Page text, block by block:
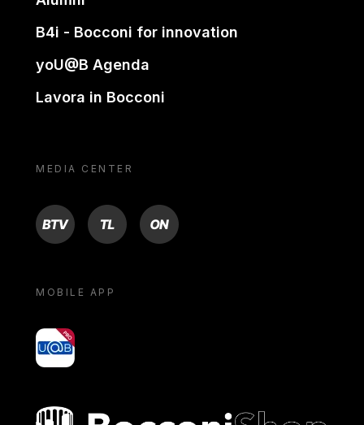
B4i - Bocconi for innovation
yoU@B Agenda
Lavora in Bocconi
MEDIA CENTER
BTV TL ON
MOBILE APP
yoU@B
Bocconi shop